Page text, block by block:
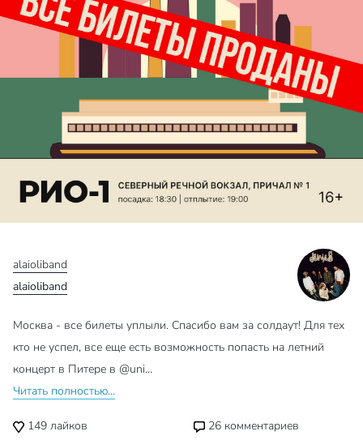
alaioliband
alaioliband
Москва - все билеты уплыли. Спасибо вам за солдаут! Для тех
кто не успел, все еще есть возможность попасть на летний
концерт в Питере в @uni…
Читать полностью...
149 лайков 26 комментариев